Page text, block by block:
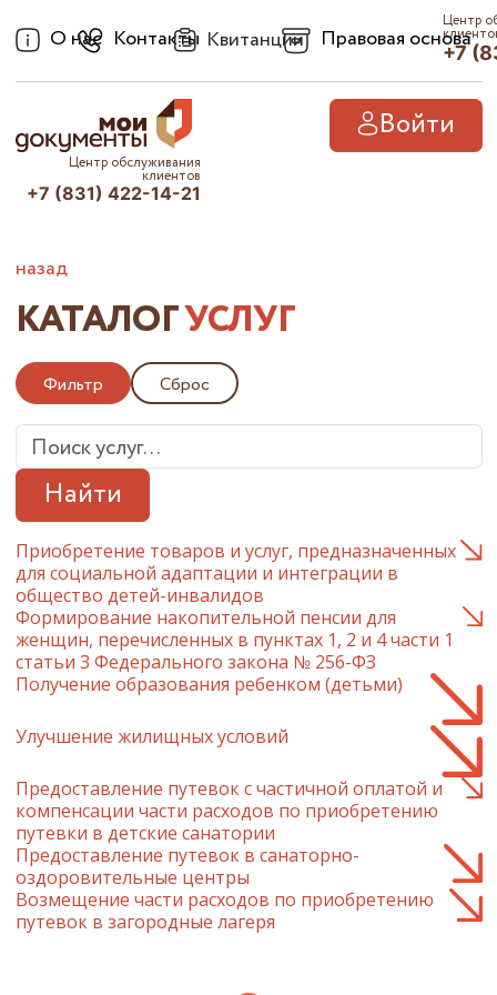
О нас Контакты Квитанции Правовая основа
Центр
+7
Войти
Центр обслуживания
клиентов
+7 (831) 422-14-21
назад
КАТАЛОГУСЛУГ
Фильтр Сброс
Найти
Приобретение товаров и услуг, предназначенных
для социальной адаптации и интеграции в
общество детей-инвалидов
Формирование накопительной пенсии для
женщин, перечисленных в пунктах 1, 2 и 4 части 1
статьи 3 Федерального закона № 256-ФЗ
Получение образования ребенком (детьми)
Улучшение жилищных условий
Предоставление путевок с частичной оплатой и
компенсации части расходов по приобретению
путевки в детские санатории
Предоставление путевок в санаторно-
оздоровительные центры
Возмещение части расходов по приобретению
путевок в загородные лагеря